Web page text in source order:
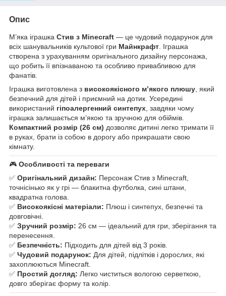
Опис
М’яка іграшка Стив з Minecraft — це чудовий подарунок для
всіх шанувальників культової гри Майнкрафт . Іграшка
створена з урахуванням оригінального дизайну персонажа,
що робить її впізнаваною та особливо привабливою для
фанатів.
Іграшка виготовлена з високоякісного м’якого плюшу , який
безпечний для дітей і приємний на дотик. Усередині
використаний гіпоалергенний синтепух , завдяки чому
іграшка залишається м’якою та зручною для обіймів.
Компактний розмір (26 см) дозволяє дитині легко тримати її
в руках, брати із собою в дорогу або прикрашати свою
кімнату.
🎮 Особливості та переваги
✅ Оригінальний дизайн: Персонаж Стив з Minecraft,
точнісінько як у грі — блакитна футболка, сині штани,
квадратна голова.
✅ Високоякісні матеріали: Плюш і синтепух, безпечні та
довговічні.
✅ Зручний розмір: 26 см — ідеальний для гри, зберігання та
перенесення.
✅ Безпечність: Підходить для дітей від 3 років.
✅ Чудовий подарунок: Для дітей, підлітків і дорослих, які
захоплюються Minecraft.
✅ Простий догляд: Легко чиститься вологою серветкою,
довго зберігає форму та колір.